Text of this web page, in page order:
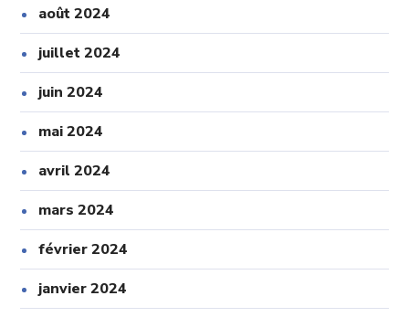
août 2024
juillet 2024
juin 2024
mai 2024
avril 2024
mars 2024
février 2024
janvier 2024